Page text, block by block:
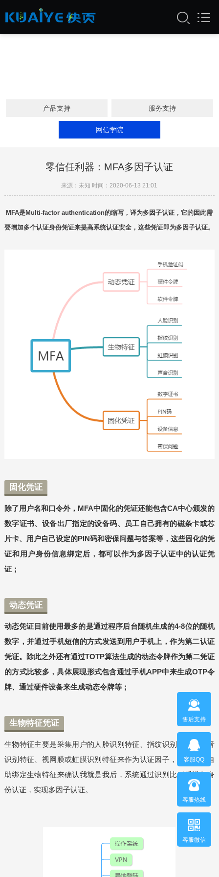
产品支持 服务支持
网信学院
零信任利器：MFA多因子认证
来源：未知 时间：2020-06-13 21:01
MFA是Multi-factor authentication的缩写，译为多因子认证，它的因此需
要增加多个认证身份凭证来提高系统认证安全，这些凭证即为多因子认证。
固化凭证
除了用户名和口令外，MFA中固化的凭证还能包含CA中心颁发的
数字证书、设备出厂指定的设备码、员工自己拥有的磁条卡或芯
片卡、用户自己设定的PIN码和密保问题与答案等，这些固化的凭
证和用户身份信息绑定后，都可以作为多因子认证中的认证凭
证；
动态凭证
动态凭证目前使用最多的是通过程序后台随机生成的4-8位的随机
数字，并通过手机短信的方式发送到用户手机上，作为第二认证
凭证。除此之外还有通过TOTP算法生成的动态令牌作为第二凭证
的方式比较多，具体展现形式包含通过手机APP中来生成OTP令
牌、通过硬件设备来生成动态令牌等；
生物特征凭证
生物特征主要是采集用户的人脸识别特征、指纹识别特征、声音
识别特征、视网膜或虹膜识别特征来作为认证因子，用户通过自
助绑定生物特征来确认我就是我后，系统通过识别比对后进行身
份认证，实现多因子认证。
售后支持
客服QQ
客服热线
客服微信